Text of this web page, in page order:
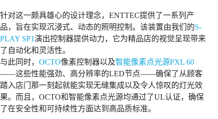
针对这一颇具雄心的设计理念，ENTTEC提供了一系列产
品，旨在实现沉浸式、动态的照明控制。该装置由我们的S-
PLAY SP1演出控制器提供动力，它为精品店的视觉呈现带来
了自动化和灵活性。
与此同时， OCTO像素控制器以及智能像素点光源PXL 60
——这些性能强劲、高分辨率的LED节点——确保了从顾客
踏入店门那一刻起就能实现无缝集成以及令人惊叹的灯光效
果。而且，OCTO和智能像素点光源均通过了UL认证，确保
了在安全性和可持续性方面达到高品质标准。